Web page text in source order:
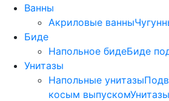
Ванны
Акриловые ванны
Биде
Напольное бидеБиде
Унитазы
Напольные унитазы
косым выпуском